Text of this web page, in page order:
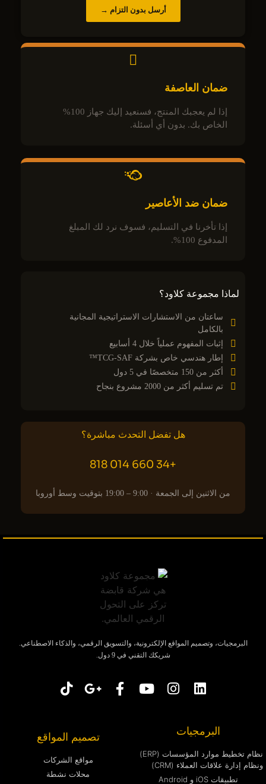
أرسل بدون التزام →
ضمان العاصفة
إذا لم يعجبك المنتج، فسنعيد إليك جهاز 100%
الخاص بك. بدون أي أسئلة.
ضمان ضد الأعاصير
إذا تأخرنا في التسليم، فسوف نرد لك المبلغ
المدفوع 100%.
لماذا مجموعة كلاود؟
ساعتان من الاستشارات الاستراتيجية المجانية
بالكامل
إثبات المفهوم عملياً خلال 4 أسابيع
إطار هندسي خاص بشركة TCG-SAF™
أكثر من 150 متخصصًا في 5 دول
تم تسليم أكثر من 2000 مشروع بنجاح
هل تفضل التحدث مباشرة؟
+34 660 014 818
من الاثنين إلى الجمعة · 9:00 – 19:00 بتوقيت وسط أوروبا
البرمجيات، وتصميم المواقع الإلكترونية، والتسويق الرقمي، والذكاء الاصطناعي.
شريكك التقني في 9 دول.
البرمجيات
نظام تخطيط موارد المؤسسات (ERP)
ونظام إدارة علاقات العملاء (CRM)
تطبيقات iOS و Android
تصميم المواقع
مواقع الشركات
محلات نشطة